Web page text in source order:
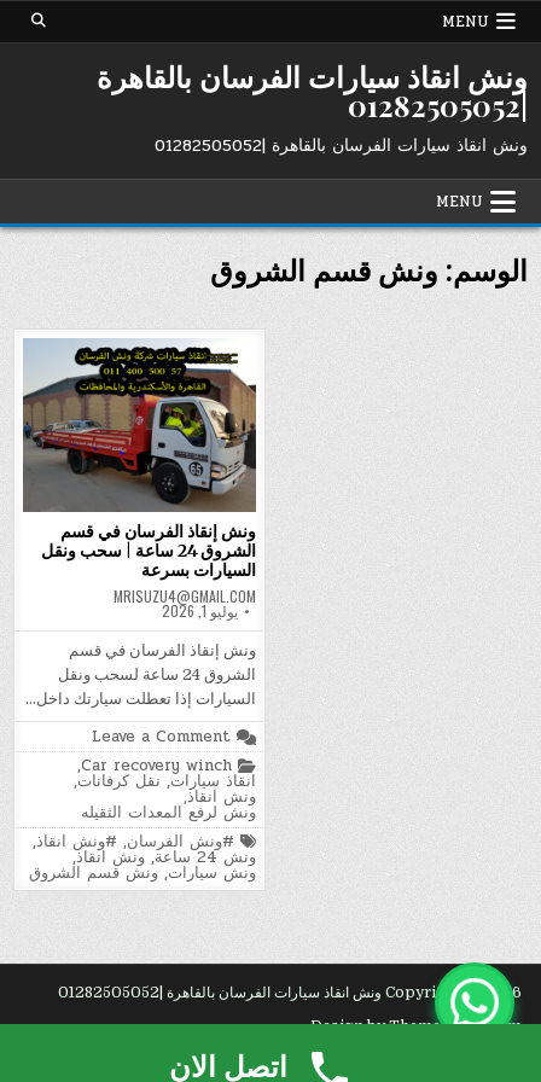
Skip
MENU
ونش انقاذ سيارات الفرسان بالقاهرة
|01282505052
ونش انقاذ سيارات الفرسان بالقاهرة |01282505052
MENU
الوسم: ونش قسم الشروق
ونش إنقاذ الفرسان في قسم
الشروق 24 ساعة | سحب ونقل
السيارات بسرعة
MRISUZU4@GMAIL.COM
يوليو 1, 2026
ونش إنقاذ الفرسان في قسم
الشروق 24 ساعة لسحب ونقل
السيارات إذا تعطلت سيارتك داخل…
Leave a Comment
ونش
إنقاذ
الفرسان
قسم
الشروق
24
ساعة
|
سحب
Posted
in
Car recovery winch
,
انقاذ سيارات, نقل كرفانات,
ونش انقاذ,
ونش لرفع المعدات الثقيله
Tagged
#ونش الفرسان, #ونش انقاذ,
ونش 24 ساعة ,ونش انقاذ,
ونش سيارات,ونش قسم الشروق
Copyright © 2026 ونش انقاذ سيارات الفرسان بالقاهرة |01282505052
Design by ThemesDNA.com
اتصل الان
دوري بيتم بشكل منتظم للحفاظ على نظافة المكان، وفيتنظيف